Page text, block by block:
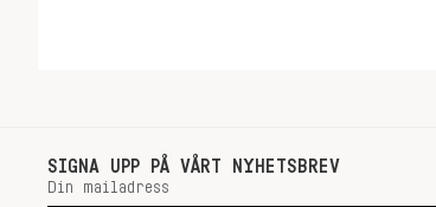
SIGNA UPP PÅ VÅRT NYHETSBREV